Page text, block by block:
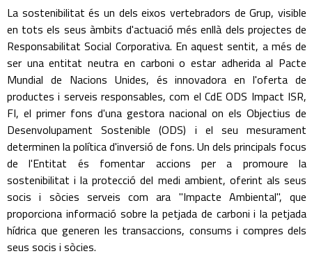
La sostenibilitat és un dels eixos vertebradors de Grup, visible
en tots els seus àmbits d'actuació més enllà dels projectes de
Responsabilitat Social Corporativa. En aquest sentit, a més de
ser una entitat neutra en carboni o estar adherida al Pacte
Mundial de Nacions Unides, és innovadora en l'oferta de
productes i serveis responsables, com el CdE ODS Impact ISR,
FI, el primer fons d'una gestora nacional on els Objectius de
Desenvolupament Sostenible (ODS) i el seu mesurament
determinen la política d'inversió de fons. Un dels principals focus
de l'Entitat és fomentar accions per a promoure la
sostenibilitat i la protecció del medi ambient, oferint als seus
socis i sòcies serveis com ara "Impacte Ambiental", que
proporciona informació sobre la petjada de carboni i la petjada
hídrica que generen les transaccions, consums i compres dels
seus socis i sòcies.